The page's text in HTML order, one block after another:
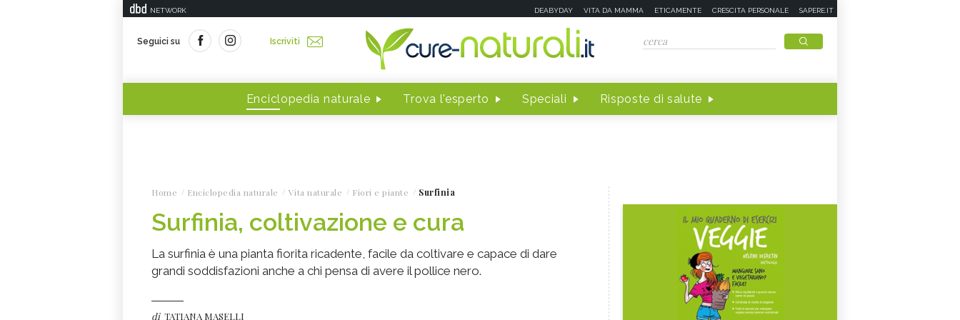
NETWORK DEABYDAY VITA DA MAMMA ETICAMENTE CRESCITA PERSONALE SAPERE.IT
Seguici su Iscriviti
Enciclopedia naturale Trova l'esperto Speciali Risposte di salute
Home Enciclopedia naturale Vita naturale Fiori e piante Surfinia
Surfinia, coltivazione e cura
La surfinia è una pianta fiorita ricadente, facile da coltivare e capace di dare
grandi soddisfazioni anche a chi pensa di avere il pollice nero.
di TATIANA MASELLI